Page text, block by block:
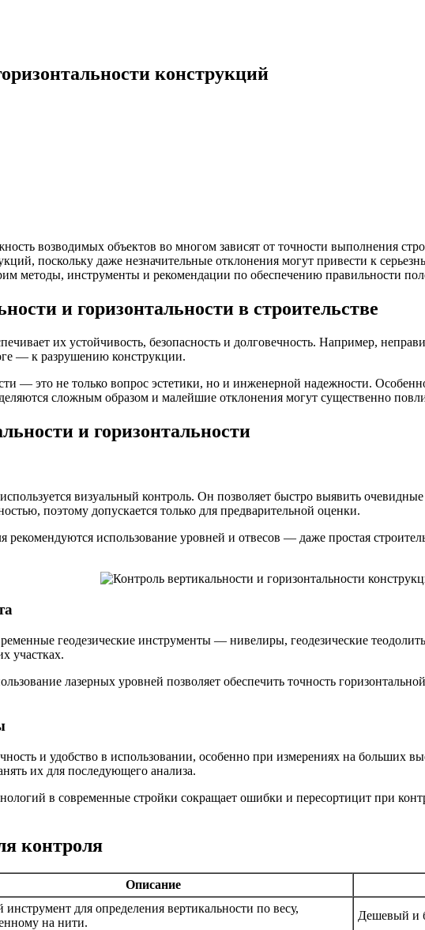
конструкций
возводимых объектов во многом зависят от точности выполнения
поскольку даже незначительные отклонения могут привести к
методы, инструменты и рекомендации по обеспечению правильности
и горизонтальности в строительстве
их устойчивость, безопасность и долговечность. Например,
— к разрушению конструкции.
— это не только вопрос эстетики, но и инженерной надежности.
сложным образом и малейшие отклонения могут существенно
и горизонтальности
визуальный контроль. Он позволяет быстро выявить
поэтому допускается только для предварительной оценки.
использование уровней и отвесов — даже простая
геодезические инструменты — нивелиры, геодезические
участках.
лазерных уровней позволяет обеспечить точность
и удобство в использовании, особенно при измерениях на больших
их для последующего анализа.
в современные стройки сокращает ошибки и пересортицит при
контроля
Описание
инструмент для определения вертикальности по весу,
на нити.
Дешевый и